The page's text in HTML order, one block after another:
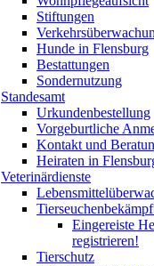
Stiftungen
Hunde in Flensburg
Bestattungen
Sondernutzung
Standesamt
Urkundenbestellung
Vorgeburtliche
Kontakt und
Heiraten in
Veterinärdienste
Eingereiste
registrieren!
Tierschutz